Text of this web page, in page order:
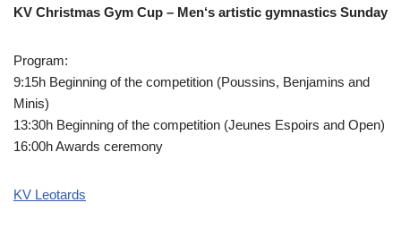
KV Christmas Gym Cup – Men‘s artistic gymnastics Sunday
Program:
9:15h Beginning of the competition (Poussins, Benjamins and
Minis)
13:30h Beginning of the competition (Jeunes Espoirs and Open)
16:00h Awards ceremony
KV Leotards